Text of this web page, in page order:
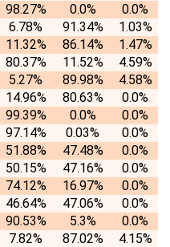
98.27% 0.0%
0.0%
6.78% 91.34%
1.03%
11.32% 86.14%
1.47%
80.37% 11.52%
4.59%
5.27% 89.98%
4.58%
14.96% 80.63%
0.0%
99.39% 0.0%
0.0%
97.14% 0.03%
0.0%
51.88% 47.48%
0.0%
50.15% 47.16%
0.0%
74.12% 16.97%
0.0%
46.64% 47.06%
0.0%
90.53% 5.3%
0.0%
7.82% 87.02%
4.15%